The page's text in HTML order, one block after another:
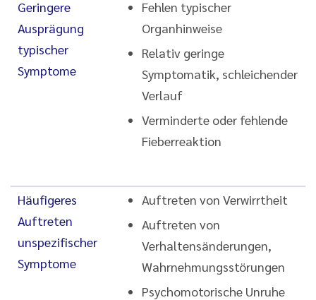
Geringere
Ausprägung
typischer
Symptome
Fehlen typischer
Organhinweise
Relativ geringe
Symptomatik, schleichender
Verlauf
Verminderte oder fehlende
Fieberreaktion
Häufigeres
Auftreten
unspezifischer
Symptome
Auftreten von Verwirrtheit
Auftreten von
Verhaltensänderungen,
Wahrnehmungsstörungen
Psychomotorische Unruhe